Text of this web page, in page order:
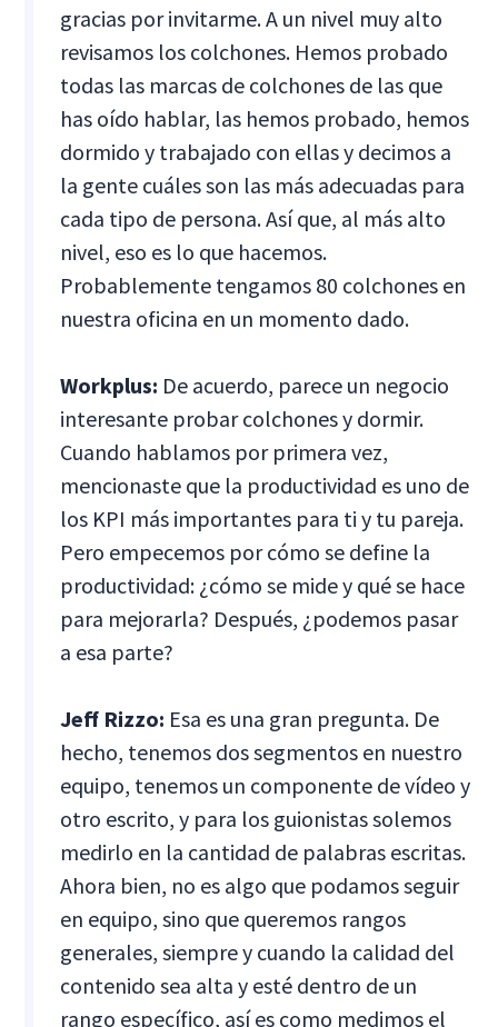
gracias por invitarme. A un nivel muy alto
revisamos los colchones. Hemos probado
todas las marcas de colchones de las que
has oído hablar, las hemos probado, hemos
dormido y trabajado con ellas y decimos a
la gente cuáles son las más adecuadas para
cada tipo de persona. Así que, al más alto
nivel, eso es lo que hacemos.
Probablemente tengamos 80 colchones en
nuestra oficina en un momento dado.
Workplus: De acuerdo, parece un negocio
interesante probar colchones y dormir.
Cuando hablamos por primera vez,
mencionaste que la productividad es uno de
los KPI más importantes para ti y tu pareja.
Pero empecemos por cómo se define la
productividad: ¿cómo se mide y qué se hace
para mejorarla? Después, ¿podemos pasar
a esa parte?
Jeff Rizzo: Esa es una gran pregunta. De
hecho, tenemos dos segmentos en nuestro
equipo, tenemos un componente de vídeo y
otro escrito, y para los guionistas solemos
medirlo en la cantidad de palabras escritas.
Ahora bien, no es algo que podamos seguir
en equipo, sino que queremos rangos
generales, siempre y cuando la calidad del
contenido sea alta y esté dentro de un
rango específico, así es como medimos el